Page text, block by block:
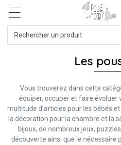
Les
Vous trouverez dans cette
équiper, occuper et faire
multitude d’articles pour les bébés
la décoration pour la chambre et la
bijoux, de nombreux jeux,
découverte ainsi que le nécessaire